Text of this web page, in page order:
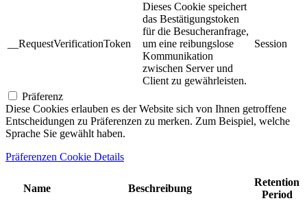
__RequestVerificationToken
Dieses Cookie speichert
das Bestätigungstoken
für die Besucheranfrage,
um eine reibungslose
Kommunikation
zwischen Server und
Client zu gewährleisten.
Session
Präferenz
Diese Cookies erlauben es der Website sich von Ihnen getroffene
Entscheidungen zu Präferenzen zu merken. Zum Beispiel, welche
Sprache Sie gewählt haben.
Präferenzen Cookie Details
Name Beschreibung
Retention
Period